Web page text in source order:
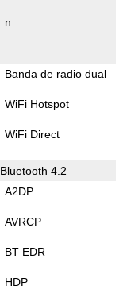
n
Banda de radio dual
WiFi Hotspot
WiFi Direct
Bluetooth 4.2
A2DP
AVRCP
BT EDR
HDP